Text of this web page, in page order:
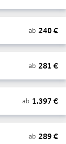
ab 240€
ab 281 €
ab 1.397 €
ab 289€